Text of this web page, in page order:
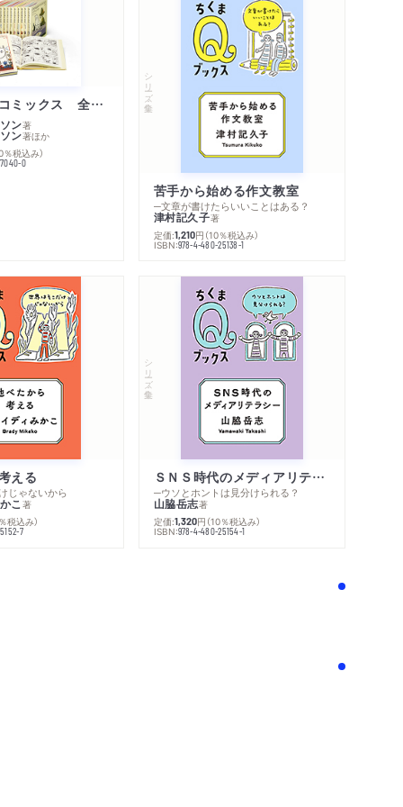
ムーミン・コミックス 全１４巻セット
ン著
ン著ほか
％税込み）
0
シリーズ・全集
苦手から始める作文教室
─文章が書けたらいいことはある？
津村記久子著
定価:1,210円 （10％税込み）
ISBN:978-4-480-25138-1
える
じゃないから
こ著
税込み）
7
シリーズ・全集
ＳＮＳ時代のメディアリテラシー
─ウソとホントは見分けられる？
山脇岳志著
定価:1,320円 （10％税込み）
ISBN:978-4-480-25154-1